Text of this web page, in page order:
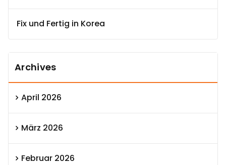
Fix und Fertig in Korea
Archives
April 2026
März 2026
Februar 2026